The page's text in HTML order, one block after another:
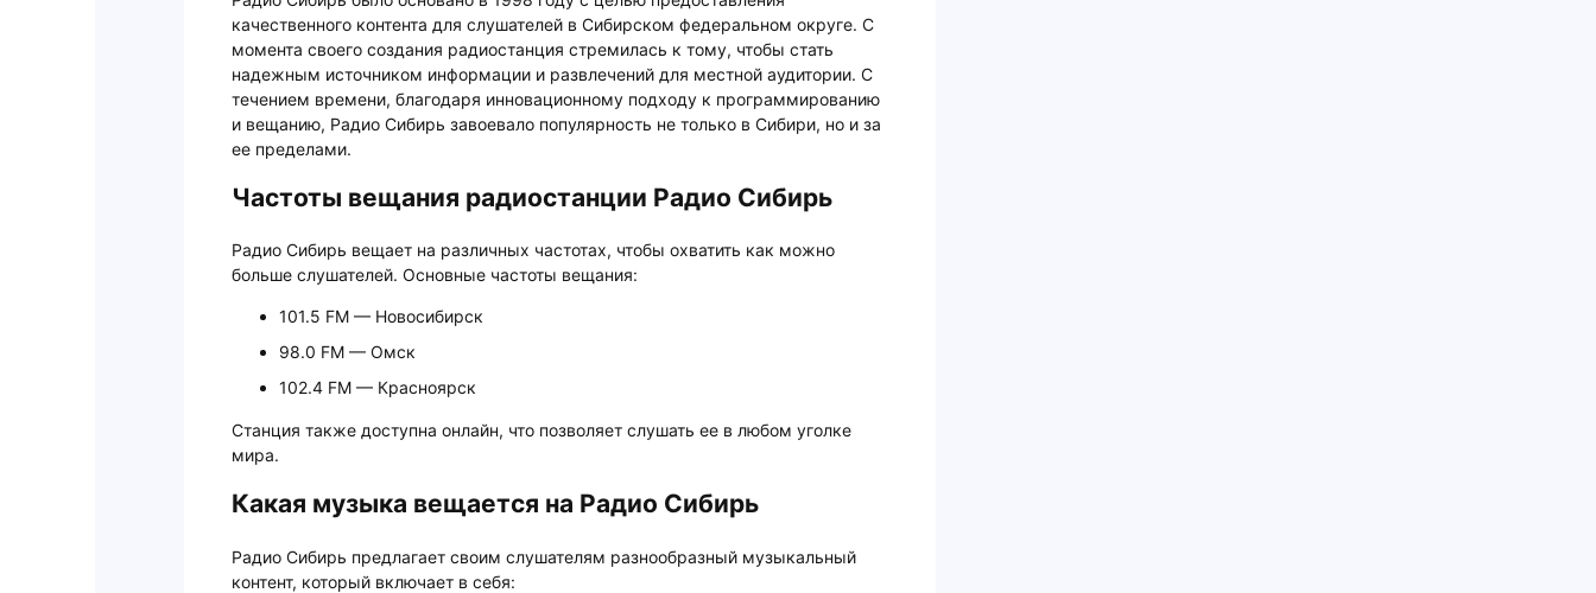
качественного контента для слушателей в Сибирском федеральном округе. С
момента своего создания радиостанция стремилась к тому, чтобы стать
надежным источником информации и развлечений для местной аудитории. С
течением времени, благодаря инновационному подходу к программированию
и вещанию, Радио Сибирь завоевало популярность не только в Сибири, но и за
ее пределами.
Частоты вещания радиостанции Радио Сибирь
Радио Сибирь вещает на различных частотах, чтобы охватить как можно
больше слушателей. Основные частоты вещания:
101.5 FM — Новосибирск
98.0 FM — Омск
102.4 FM — Красноярск
Станция также доступна онлайн, что позволяет слушать ее в любом уголке
мира.
Какая музыка вещается на Радио Сибирь
Радио Сибирь предлагает своим слушателям разнообразный музыкальный
контент, который включает в себя: